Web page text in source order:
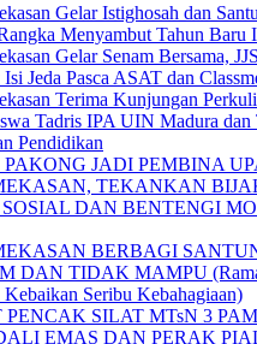
Gelar Istighosah dan
Menyambut Tahun Baru
Gelar Senam Bersama,
Jeda Pasca ASAT dan
Terima Kunjungan
Tadris IPA UIN Madura
Pendidikan
JADI PEMBINA
TEKANKAN
DAN BENTENGI
BERBAGI
DAN TIDAK MAMPU
Seribu Kebahagiaan)
PENCAK SILAT MTsN 3
EMAS DAN PERAK